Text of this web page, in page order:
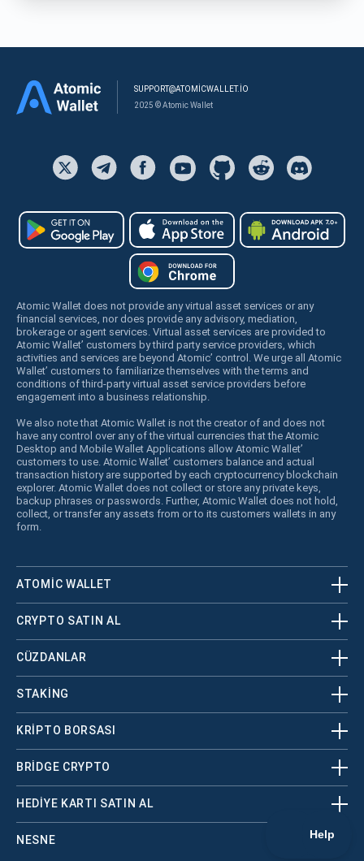
SUPPORT@ATOMICWALLET.IO
2025 © Atomic Wallet
Atomic Wallet does not provide any virtual asset services or any
financial services, nor does provide any advisory, mediation,
brokerage or agent services. Virtual asset services are provided to
Atomic Wallet’ customers by third party service providers, which
activities and services are beyond Atomic’ control. We urge all Atomic
Wallet’ customers to familiarize themselves with the terms and
conditions of third-party virtual asset service providers before
engagement into a business relationship.
We also note that Atomic Wallet is not the creator of and does not
have any control over any of the virtual currencies that the Atomic
Desktop and Mobile Wallet Applications allow Atomic Wallet’
customers to use. Atomic Wallet’ customers balance and actual
transaction history are supported by each cryptocurrency blockchain
explorer. Atomic Wallet does not collect or store any private keys,
backup phrases or passwords. Further, Atomic Wallet does not hold,
collect, or transfer any assets from or to its customers wallets in any
form.
ATOMIC WALLET
CRYPTO SATIN AL
CÜZDANLAR
STAKING
KRİPTO BORSASI
BRIDGE CRYPTO
HEDIYE KARTI SATIN AL
NESNE